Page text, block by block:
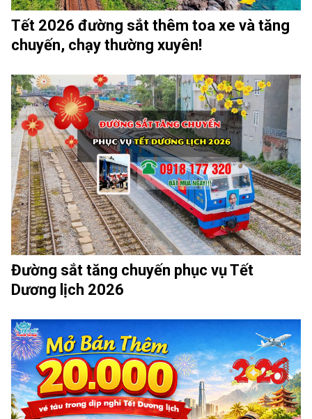
Tết 2026 đường sắt thêm toa xe và tăng
chuyến, chạy thường xuyên!
Đường sắt tăng chuyến phục vụ Tết
Dương lịch 2026